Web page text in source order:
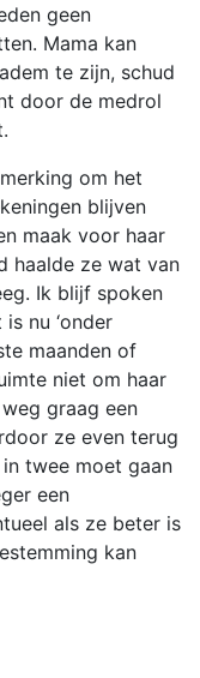
geen
Mama kan
te zijn, schud
door de medrol
om het
blijven
maak voor haar
haalde ze wat van
Ik blijf spoken
is nu ‘onder
maanden of
niet om haar
graag een
ze even terug
twee moet gaan
een
als ze beter is
kan